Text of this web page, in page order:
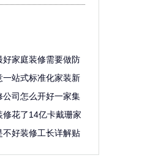
家庭装修需要做防
站式标准化家装新
司怎么开好一家集
花了14亿卡戴珊家
好装修工长详解贴